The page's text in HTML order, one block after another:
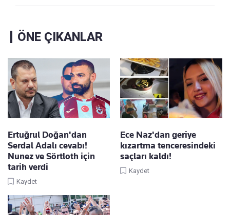
ÖNE ÇIKANLAR
Ertuğrul Doğan'dan
Serdal Adalı cevabı!
Nunez ve Sörtloth için
tarih verdi
Kaydet
Ece Naz'dan geriye
kızartma tenceresindeki
saçları kaldı!
Kaydet